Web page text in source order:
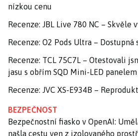
nízkou cenu
Recenze: JBL Live 780 NC –
Recenze: O2 Pods Ultra – Dostupná
Recenze: TCL 75C7L – Otestovali
jasu s obřím SQD Mini-LED panelem
Recenze: JVC XS-E934B –
BEZPEČNOST
Bezpečnostní fiasko v OpenAI:
našla cestu ven z izolovaného